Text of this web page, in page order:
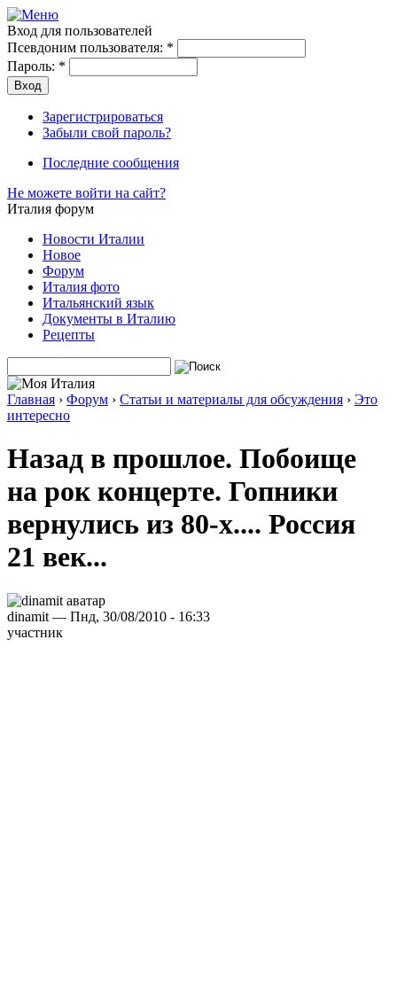
Вход для пользователей
Псевдоним пользователя: *
Пароль: *
Зарегистрироваться
Забыли свой пароль?
Последние сообщения
Не можете войти на сайт?
Италия форум
Новости Италии
Новое
Форум
Италия фото
Итальянский язык
Документы в Италию
Рецепты
Главная › Форум › Статьи и материалы для обсуждения › Это
интересно
Назад в прошлое. Побоище
на рок концерте. Гопники
вернулись из 80-х.... Россия
21 век...
dinamit — Пнд, 30/08/2010 - 16:33
участник